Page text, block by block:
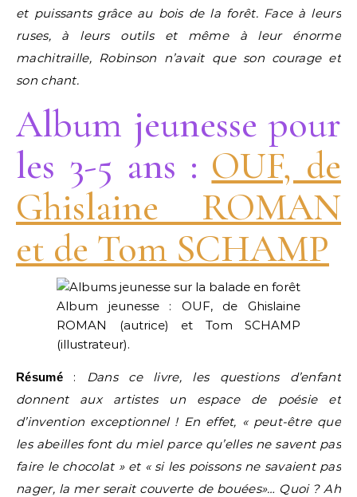
et puissants grâce au bois de la forêt. Face à leurs
ruses, à leurs outils et même à leur énorme
machitraille, Robinson n’avait que son courage et
son chant.
Album jeunesse pour
les 3-5 ans : OUF, de
Ghislaine ROMAN
et de Tom SCHAMP
Album jeunesse : OUF, de Ghislaine
ROMAN (autrice) et Tom SCHAMP
(illustrateur).
Résumé : Dans ce livre, les questions d’enfant
donnent aux artistes un espace de poésie et
d’invention exceptionnel ! En effet, « peut-être que
les abeilles font du miel parce qu’elles ne savent pas
faire le chocolat » et « si les poissons ne savaient pas
nager, la mer serait couverte de bouées»… Quoi ? Ah